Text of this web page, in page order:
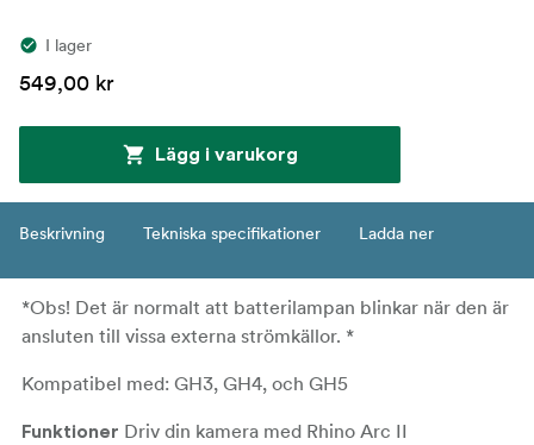
I lager
549,00 kr
Lägg i varukorg
Beskrivning Tekniska specifikationer Ladda ner
*Obs! Det är normalt att batterilampan blinkar när den är
ansluten till vissa externa strömkällor. *
Kompatibel med: GH3, GH4, och GH5
Funktioner Driv din kamera med Rhino Arc II